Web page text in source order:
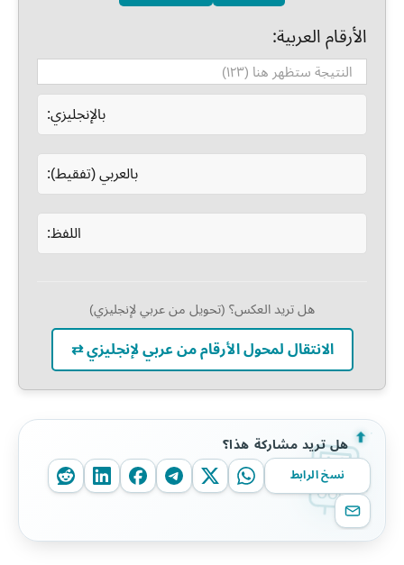
الأرقام العربية:
بالإنجليزي:
بالعربي (تفقيط):
اللفظ:
هل تريد العكس؟ (تحويل من عربي لإنجليزي)
الانتقال لمحول الأرقام من عربي لإنجليزي ⇄
هل تريد مشاركة هذا؟
نسخ الرابط